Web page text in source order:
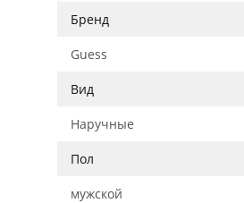
Бренд
Guess
Вид
Наручные
Пол
мужской